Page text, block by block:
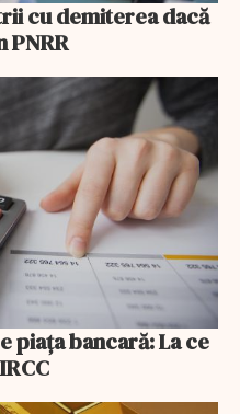
cu demiterea dacă
PNRR
piața bancară: La ce